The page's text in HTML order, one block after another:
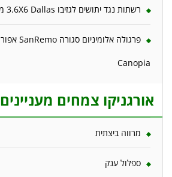
רשתות נגד יתושים לגזיבו 3.6X6 Dallas מבית פלרם – Canopia
Canopia
אורגניקו צמחים מעניינים
מרווה ביצתית
ספלול ענק